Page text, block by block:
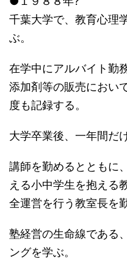
千葉大学で、教育心理
ぶ。
在学中にアルバイト勤
添加剤等の販売におい
度も記録する。
大学卒業後、一年間だ
講師を勤めるとともに
える小中学生を抱える
全運営を行う教室長を
塾経営の生命線である
ングを学ぶ。